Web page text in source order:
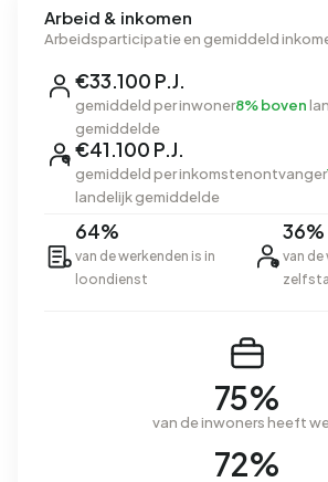
Arbeid & inkomen
Arbeidsparticipatie en gemiddeld
€33.100 P.J.
gemiddeld per inwoner8% boven
gemiddelde
€41.100 P.J.
gemiddeld per inkomstenontvanger
landelijk gemiddelde
64%
van de werkenden is in
loondienst
36%
van de
75%
van de inwoners heeft
72%